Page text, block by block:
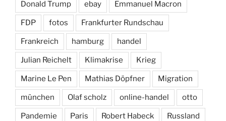
Donald Trump ebay Emmanuel Macron
FDP fotos Frankfurter Rundschau
Frankreich hamburg handel
Julian Reichelt Klimakrise Krieg
Marine Le Pen Mathias Döpfner Migration
münchen Olaf scholz online-handel otto
Pandemie Paris Robert Habeck Russland